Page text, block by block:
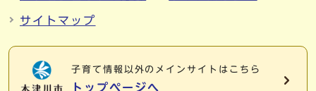
サイトマップ
子育て情報以外の メインサイトはこちら
トップページへ